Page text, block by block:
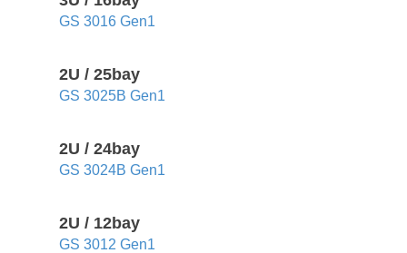
GS 3016 Gen1
2U / 25bay
GS 3025B Gen1
2U / 24bay
GS 3024B Gen1
2U / 12bay
GS 3012 Gen1